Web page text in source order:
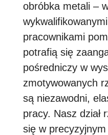
obróbka metali –
pracownikami
potrafią się
pośredniczy w
zmotywowanych
są niezawodni,
pracy. Nasz dział
się w